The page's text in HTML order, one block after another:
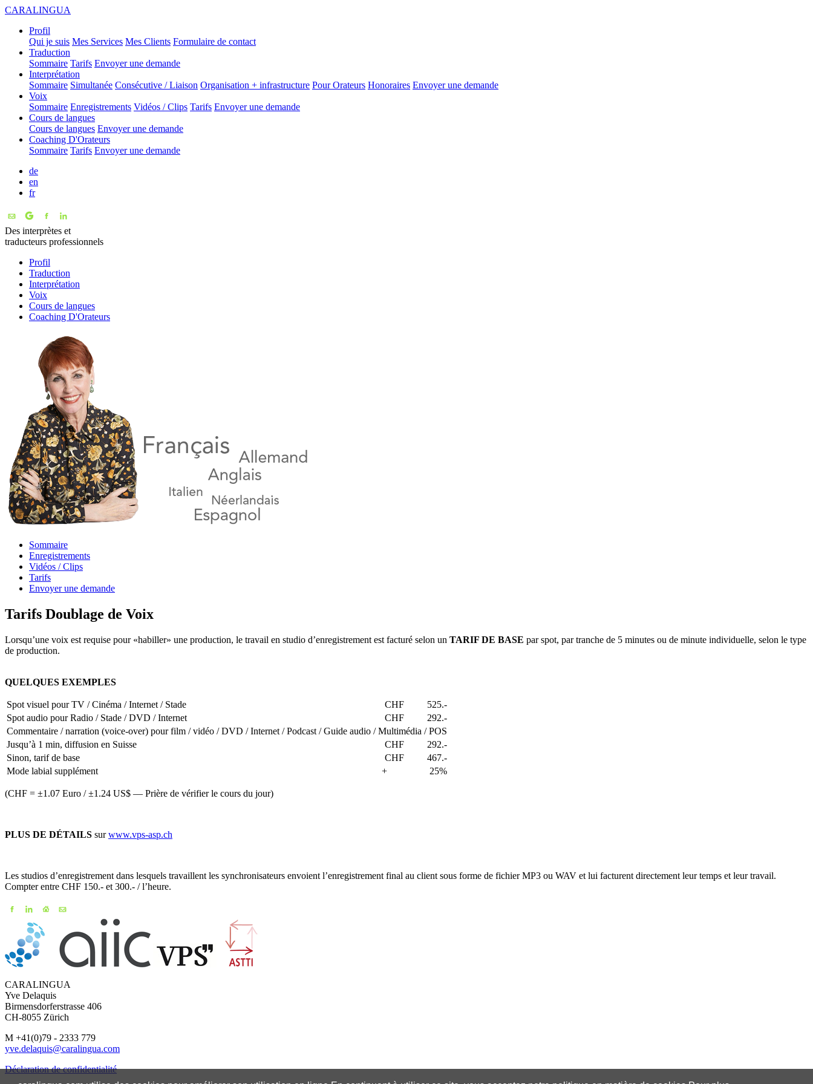
CARALINGUA
Profil
Qui je suis Mes Services Mes Clients Formulaire de contact
Traduction
Sommaire Tarifs Envoyer une demande
Interprétation
Sommaire Simultanée Consécutive / Liaison Organisation + infrastructure Pour Orateurs Honoraires Envoyer une demande
Voix
Sommaire Enregistrements Vidéos / Clips Tarifs Envoyer une demande
Cours de langues
Cours de langues Envoyer une demande
Coaching D'Orateurs
Sommaire Tarifs Envoyer une demande
de
en
fr
Des interprètes et
traducteurs professionnels
Profil
Traduction
Interprétation
Voix
Cours de langues
Coaching D'Orateurs
Sommaire
Enregistrements
Vidéos / Clips
Tarifs
Envoyer une demande
Tarifs Doublage de Voix
Lorsqu’une voix est requise pour «habiller» une production, le travail en studio d’enregistrement est facturé selon un TARIF DE BASE par spot, par tranche de 5 minutes ou de minute individuelle, selon le type
de production.
QUELQUES EXEMPLES
Spot visuel pour TV / Cinéma / Internet / Stade CHF
525.-
Spot audio pour Radio / Stade / DVD / Internet
CHF
292.-
Commentaire / narration (voice-over) pour film / vidéo / DVD / Internet / Podcast / Guide audio / Multimédia / POS
Jusqu’à 1 min, diffusion en Suisse
CHF
292.-
Sinon, tarif de base
CHF
467.-
Mode labial supplément
+ 25%
(CHF = ±1.07 Euro / ±1.24 US$ — Prière de vérifier le cours du jour)
PLUS DE DÉTAILS surwww.vps-asp.ch
Les studios d’enregistrement dans lesquels travaillent les synchronisateurs envoient l’enregistrement final au client sous forme de fichier MP3 ou WAV et lui facturent directement leur temps et leur travail.
Compter entre CHF 150.- et 300.- / l’heure.
CARALINGUA
Yve Delaquis
Birmensdorferstrasse 406
CH-8055 Zürich
M +41(0)79 - 2333 779
yve.delaquis@caralingua.com
Déclaration de confidentialité